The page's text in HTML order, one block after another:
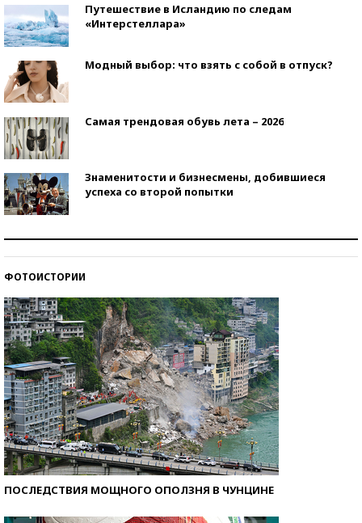
Путешествие в Исландию по следам
«Интерстеллара»
Модный выбор: что взять с собой в отпуск?
Самая трендовая обувь лета – 2026
Знаменитости и бизнесмены, добившиеся
успеха со второй попытки
ФОТОИСТОРИИ
ПОСЛЕДСТВИЯ МОЩНОГО ОПОЛЗНЯ В ЧУНЦИНЕ